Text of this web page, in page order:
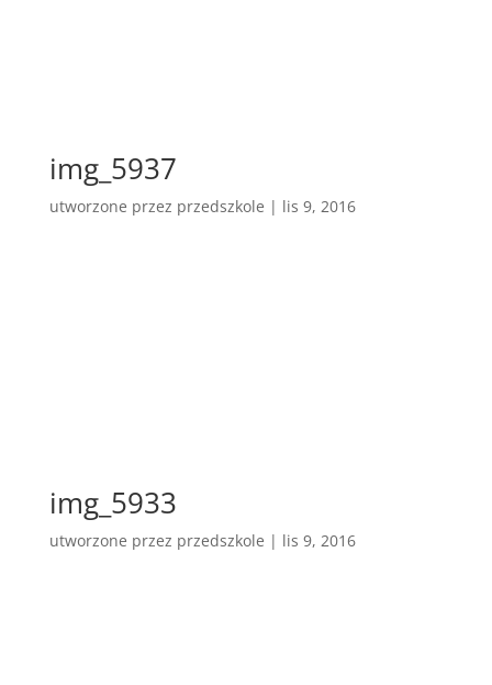
img_5937
utworzone przez przedszkole | lis 9, 2016
img_5933
utworzone przez przedszkole | lis 9, 2016